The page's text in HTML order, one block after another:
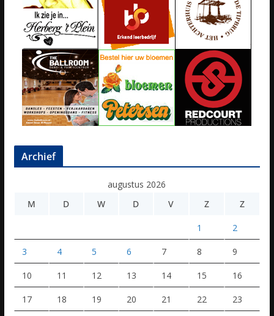
Archief
augustus 2026
M
D W D V Z Z
1 2
3 4 5 6 7 8 9
10 11 12 13 14 15 16
17 18 19 20 21 22 23